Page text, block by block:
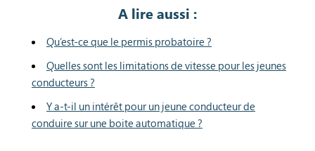
A lire aussi :
Qu’est-ce que le permis probatoire ?
Quelles sont les limitations de vitesse pour les jeunes
conducteurs ?
Y a-t-il un intérêt pour un jeune conducteur de
conduire sur une boite automatique ?